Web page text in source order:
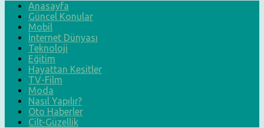
Anasayfa
Güncel Konular
Mobil
İnternet Dünyası
Teknoloji
Eğitim
Hayattan Kesitler
TV-Film
Moda
Nasıl Yapılır?
Oto Haberler
Cilt-Güzellik